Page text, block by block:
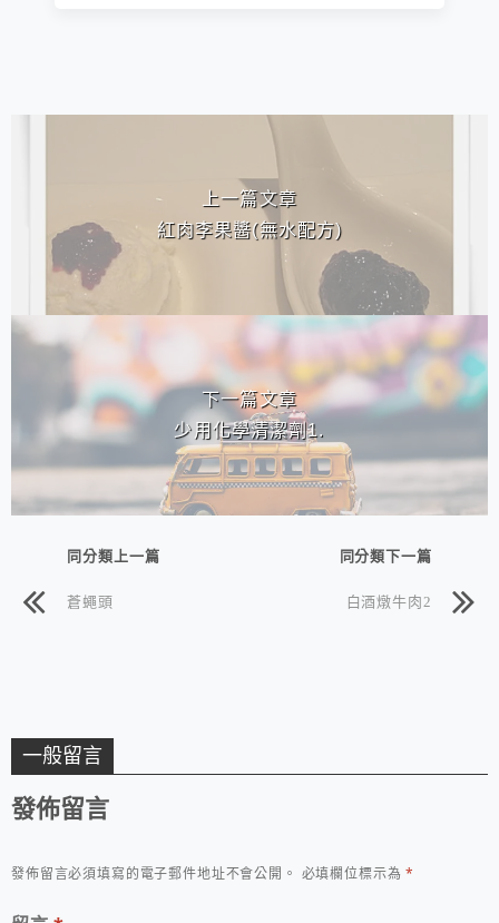
上一篇文章
紅肉李果醬(無水配方)
下一篇文章
少用化學清潔劑1.
同分類上一篇
蒼蠅頭
同分類下一篇
白酒燉牛肉2
一般留言
發佈留言
發佈留言必須填寫的電子郵件地址不會公開。 必填欄位標示為*